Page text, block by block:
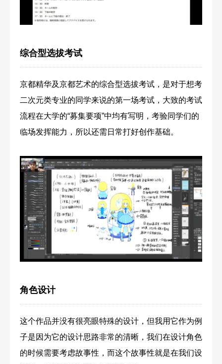
综合型选拔考试
京都精华及京都艺术的综合型选拔考试，是对于想考
二次元类专业的同学来说的第一场考试，大致的考试
流程在大学的“募集要项”中均有写明，考验同学们的
临场发挥能力，所以还需日常打好创作基础。
角色设计
这个作品并没有很亮眼特殊的设计，但我用它作为例
子是因为它的设计思路非常的清晰，我们在设计角色
的时候需要考虑故事性，而这个故事性就是在我们设